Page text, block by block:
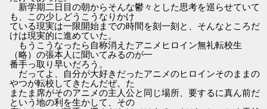
新学期二日目の朝からそんな鬱々とした思考を巡らせていて
も、この少しどうこうなりかけ
ている現実は一限開始までの時間を刻一刻と、そんなところだ
けは現実的に進めていた。
もうこうなったら自称消えたアニメヒロイン無礼転校生
（略）の張本人に聞いてみるのが一
番手っ取り早いだろう。
だってよ、自分が大好きだったアニメのヒロインそのままの
やつが転校してきたんだぜ。た
またま席がそのアニメの主人公と同じ場所、要するに真ん前だ
という地の利を生かして、その